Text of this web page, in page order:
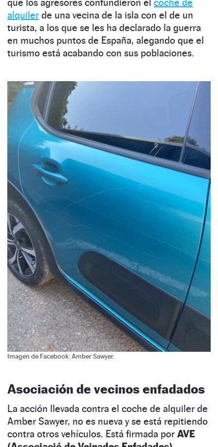
que los agresores confundieron el coche de
alquiler de una vecina de la isla con el de un
turista, a los que se les ha declarado la guerra
en muchos puntos de España, alegando que el
turismo está acabando con sus poblaciones.
Imagen de Facebook: Amber Sawyer.
Asociación de vecinos enfadados
La acción llevada contra el coche de alquiler de
Amber Sawyer, no es nueva y se está repitiendo
contra otros vehículos. Está firmada por AVE